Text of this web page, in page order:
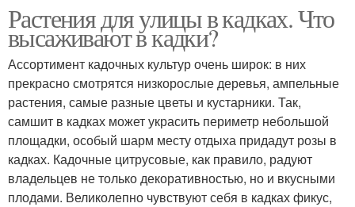
Растения для улицы в кадках. Что
высаживают в кадки?
Ассортимент кадочных культур очень широк: в них
прекрасно смотрятся низкорослые деревья, ампельные
растения, самые разные цветы и кустарники. Так,
самшит в кадках может украсить периметр небольшой
площадки, особый шарм месту отдыха придадут розы в
кадках. Кадочные цитрусовые, как правило, радуют
владельцев не только декоративностью, но и вкусными
плодами. Великолепно чувствуют себя в кадках фикус,